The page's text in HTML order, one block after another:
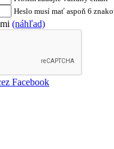
Heslo musí mať aspoň 6
(náhľad)
Facebook